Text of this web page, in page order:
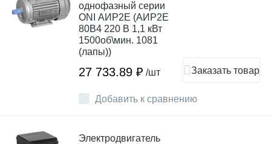
Добавить к сравнению
однофазный серии
ONI АИР2Е (АИР2Е
80B4 220 В 1,1 кВт
1500об\мин. 1081
(лапы))
27 733.89 ₽ /шт Заказать товар
Электродвигатель